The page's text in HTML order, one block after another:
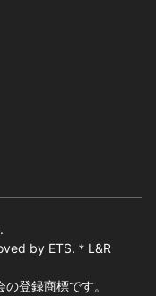
by ETS.＊L&R
登録商標です。